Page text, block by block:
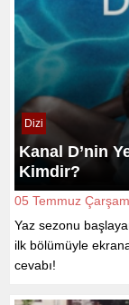
Dizi
Kanal D’nin
Kimdir?
05 Temmuz
Yaz sezonu
ilk bölümüyle
cevabı!